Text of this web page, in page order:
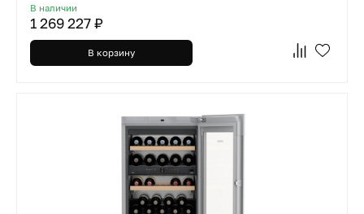
В наличии
1 269 227 ₽
В корзину